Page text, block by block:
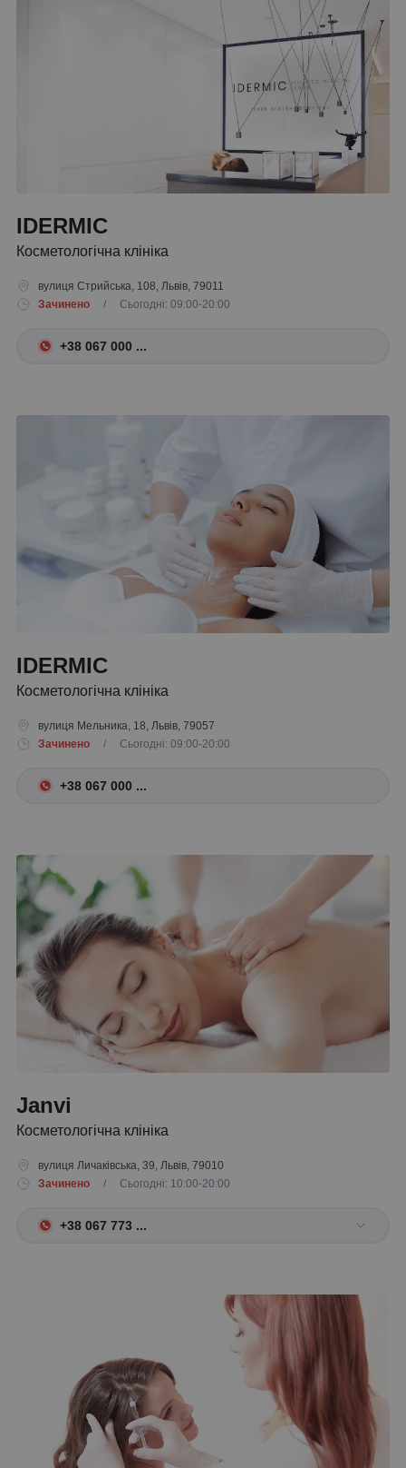
IDERMIC
Косметологічна клініка
вулиця Стрийська, 108, Львів, 79011
Зачинено
/ Сьогодні: 09:00-20:00
+38 067 000 ...
IDERMIC
Косметологічна клініка
вулиця Мельника, 18, Львів, 79057
Зачинено
/ Сьогодні: 09:00-20:00
+38 067 000 ...
Janvi
Косметологічна клініка
вулиця Личаківська, 39, Львів, 79010
Зачинено
/ Сьогодні: 10:00-20:00
+38 067 773 ...